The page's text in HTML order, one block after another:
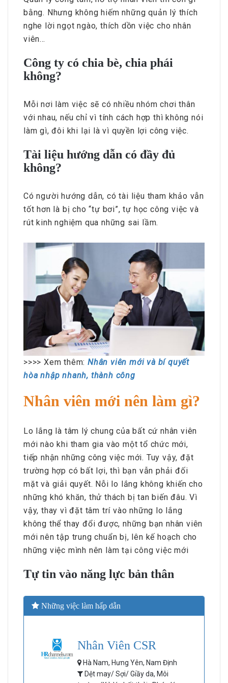
bằng. Nhưng không hiếm những quản lý thích
nghe lời ngọt ngào, thích dồn việc cho nhân
viên…
Công ty có chia bè, chia phái
không?
Mỗi nơi làm việc sẽ có nhiều nhóm chơi thân
với nhau, nếu chỉ vì tính cách hợp thì không nói
làm gì, đôi khi lại là vì quyền lợi công việc.
Tài liệu hướng dẫn có đầy đủ
không?
Có người hướng dẫn, có tài liệu tham khảo vẫn
tốt hơn là bị cho “tự bơi”, tự học công việc và
rút kinh nghiệm qua những sai lầm.
>>>> Xem thêm: Nhân viên mới và bí quyết
hòa nhập nhanh, thành công
Nhân viên mới nên làm gì?
Lo lắng là tâm lý chung của bất cứ nhân viên
mới nào khi tham gia vào một tổ chức mới,
tiếp nhận những công việc mới. Tuy vậy, đặt
trường hợp có bất lợi, thì bạn vẫn phải đối
mặt và giải quyết. Nỗi lo lắng không khiến cho
những khó khăn, thử thách bị tan biến đâu. Vì
vậy, thay vì đặt tâm trí vào những lo lắng
không thể thay đổi được, những bạn nhân viên
mới nên tập trung chuẩn bị, lên kế hoạch cho
những việc mình nên làm tại công việc mới
Tự tin vào năng lực bản thân
Những việc làm hấp dẫn
Nhân Viên CSR
Hà Nam, Hưng Yên, Nam Định
Dệt may/ Sợi/ Giầy da, Môi